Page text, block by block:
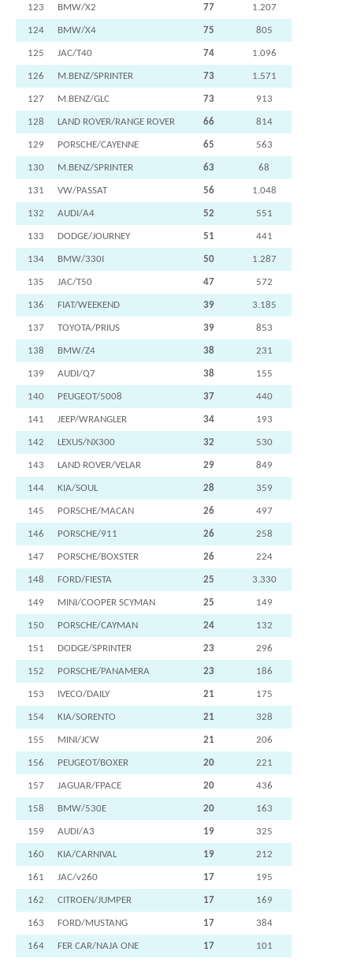
123 BMW/X2 77 1.207
124 BMW/X4 75 805
125 JAC/T40 74 1.096
126 M.BENZ/SPRINTER 73 1.571
127 M.BENZ/GLC 73 913
128 LAND ROVER/RANGE ROVER 66 814
129 PORSCHE/CAYENNE 65 563
130 M.BENZ/SPRINTER 63 68
131 VW/PASSAT 56 1.048
132 AUDI/A4 52 551
133 DODGE/JOURNEY 51 441
134 BMW/330I 50 1.287
135 JAC/T50 47 572
136 FIAT/WEEKEND 39 3.185
137 TOYOTA/PRIUS 39 853
138 BMW/Z4 38 231
139 AUDI/Q7 38 155
140 PEUGEOT/5008 37 440
141 JEEP/WRANGLER 34 193
142 LEXUS/NX300 32 530
143 LAND ROVER/VELAR 29 849
144 KIA/SOUL 28 359
145 PORSCHE/MACAN 26 497
146 PORSCHE/911 26 258
147 PORSCHE/BOXSTER 26 224
148 FORD/FIESTA 25 3.330
149 MINI/COOPER SCYMAN 25 149
150 PORSCHE/CAYMAN 24 132
151 DODGE/SPRINTER 23 296
152 PORSCHE/PANAMERA 23 186
153 IVECO/DAILY 21 175
154 KIA/SORENTO 21 328
155 MINI/JCW 21 206
156 PEUGEOT/BOXER 20 221
157 JAGUAR/FPACE 20 436
158 BMW/530E 20 163
159 AUDI/A3 19 325
160 KIA/CARNIVAL 19 212
161 JAC/v260 17 195
162 CITROEN/JUMPER 17 169
163 FORD/MUSTANG 17 384
164 FER CAR/NAJA ONE 17 101